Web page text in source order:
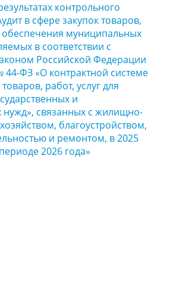
контрольного
в сфере закупок товаров,
обеспечения муниципальных
в соответствии с
Российской Федерации
44-ФЗ «О контрактной системе
работ, услуг для
и
связанных с жилищно-
благоустройством,
и ремонтом, в 2025
2026 года»